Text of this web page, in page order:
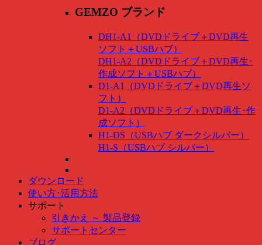
GEMZO ブランド
DH1-A1（DVDドライブ＋DVD再生
ソフト＋USBハブ）
DH1-A2（DVDドライブ＋DVD再生･
作成ソフト＋USBハブ）
D1-A1（DVDドライブ＋DVD再生ソ
フト）
D1-A2（DVDドライブ＋DVD再生･作
成ソフト）
H1-DS（USBハブ ダークシルバー）
H1-S（USBハブ シルバー）
ダウンロード
使い方･活用方法
サポート
引きかえ ～ 製品登録
サポートセンター
ブログ